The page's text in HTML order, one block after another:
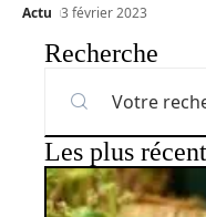
Actu 3 février 2023
Recherche
Les plus